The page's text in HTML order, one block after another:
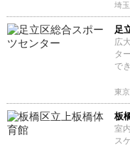
埼
足
広
タ
で
東
板
室
ス